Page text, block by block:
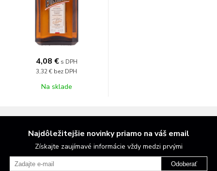
4,08 € s DPH
3,32 € bez DPH
Na sklade
Najdôležitejšie novinky priamo na váš email
Získajte zaujímavé informácie vždy medzi prvými
Odoberať